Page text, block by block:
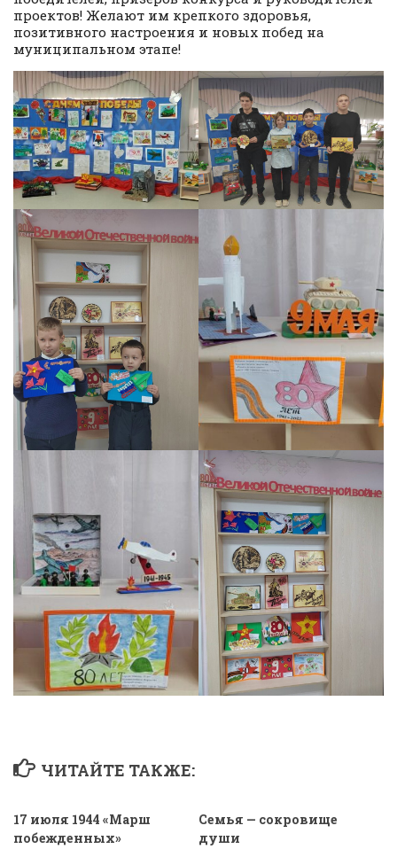
проектов! Желают им крепкого здоровья,
позитивного настроения и новых побед на
муниципальном этапе!
ЧИТАЙТЕ ТАКЖЕ:
17 июля 1944 «Марш
побежденных»
Семья — сокровище
души